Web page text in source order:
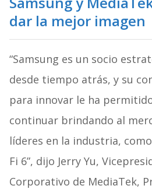
dar la mejor imagen
“Samsung es un socio
desde tiempo atrás, y su
para innovar le ha
continuar brindando al
líderes en la industria,
Fi 6”, dijo Jerry Yu,
Corporativo de MediaTek,